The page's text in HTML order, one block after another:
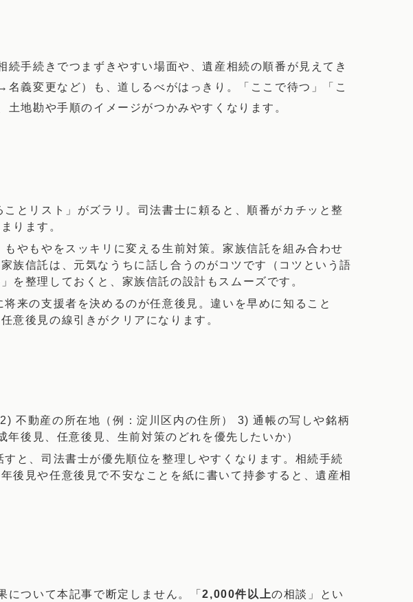
手続きでつまずきやすい場面や、遺産相続の順番が見えてき
義変更など）も、道しるべがはっきり。「ここで待つ」「こ
地勘や手順のイメージがつかみやすくなります。
とリスト」がズラリ。司法書士に頼ると、順番がカチッと整
ります。
やもやをスッキリに変える生前対策。家族信託を組み合わせ
族信託は、元気なうちに話し合うのがコツです（コツという語
を整理しておくと、家族信託の設計もスムーズです。
来の支援者を決めるのが任意後見。違いを早めに知ること
意後見の線引きがクリアになります。
不動産の所在地（例：淀川区内の住所） 3) 通帳の写しや銘柄
後見、任意後見、生前対策のどれを優先したいか）
と、司法書士が優先順位を整理しやすくなります。相続手続
後見や任意後見で不安なことを紙に書いて持参すると、遺産相
について本記事で断定しません。「2,000件以上の相談」とい